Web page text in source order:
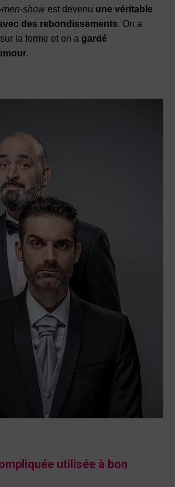
men-show est devenu une véritable
des rebondissements. On a
la forme et on a gardé
.
utilisée à bon